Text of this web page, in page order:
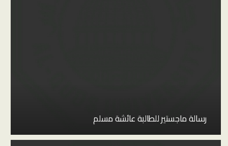
رسالة ماجستير للطالبة عائشة مسلم